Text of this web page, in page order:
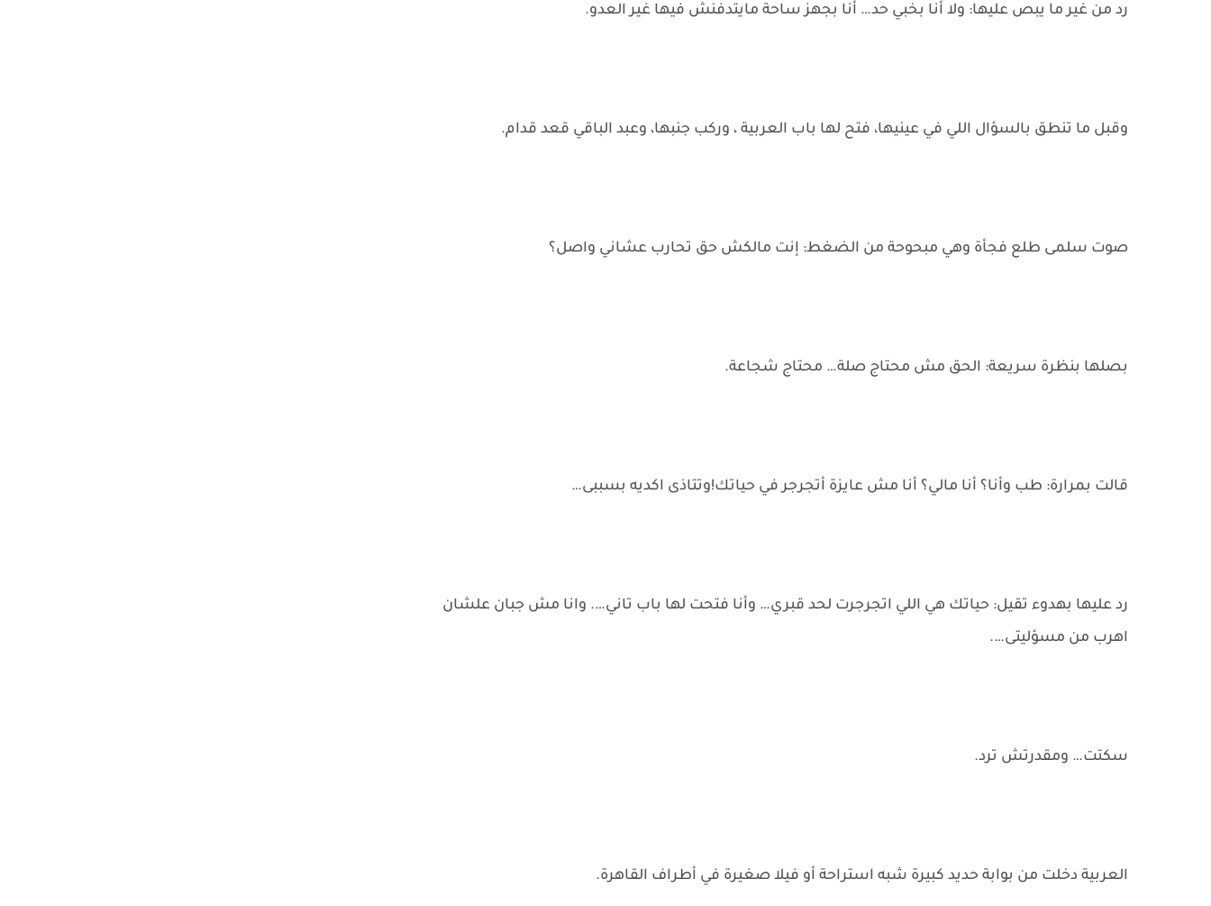
رد من غير ما يبص عليها: ولا أنا بخبي حد… أنا بجهز ساحة مايتدفنش فيها غير العدو.
وقبل ما تنطق بالسؤال اللي في عينيها، فتح لها باب العربية ، وركب جنبها، وعبد الباقي قعد قدام.
صوت سلمى طلع فجأة وهي مبحوحة من الضغط: إنت مالكش حق تحارب عشاني واصل؟
بصلها بنظرة سريعة: الحق مش محتاج صلة… محتاج شجاعة.
قالت بمرارة: طب وأنا؟ أنا مالي؟ أنا مش عايزة أتجرجر في حياتك!وتتاذى اكديه بسببى…
رد عليها بهدوء تقيل: حياتك هي اللي اتجرجرت لحد قبري… وأنا فتحت لها باب تاني…. وانا مش جبان علشان
اهرب من مسؤليتى….
سكتت… ومقدرتش ترد.
العربية دخلت من بوابة حديد كبيرة شبه استراحة أو فيلا صغيرة في أطراف القاهرة.